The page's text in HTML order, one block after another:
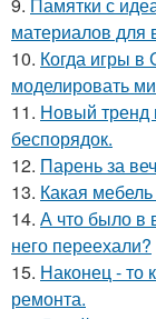
материалов для
10. Когда игры в
моделировать
11. Новый тренд
беспорядок.
12. Парень за
13. Какая
14. А что было в
него переехали?
15. Наконец - то
ремонта.